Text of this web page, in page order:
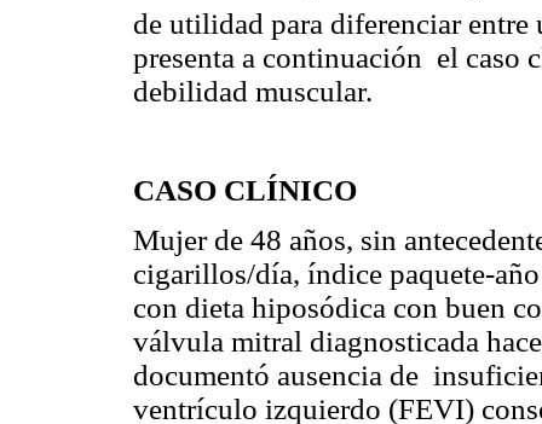
de utilidad para diferenciar
presenta a continuación el caso
debilidad muscular.
CASO CLÍNICO
Mujer de 48 años, sin
cigarillos/día, índice paquete-
con dieta hiposódica con buen
válvula mitral diagnosticada
documentó ausencia de
ventrículo izquierdo (FEVI)